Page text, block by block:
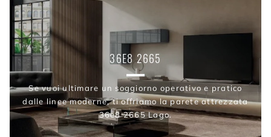
36E8 2665
Se vuoi ultimare un soggiorno operativo e pratico
dalle linee moderne, ti offriamo la parete attrezzata
36e8 2665 Lago.